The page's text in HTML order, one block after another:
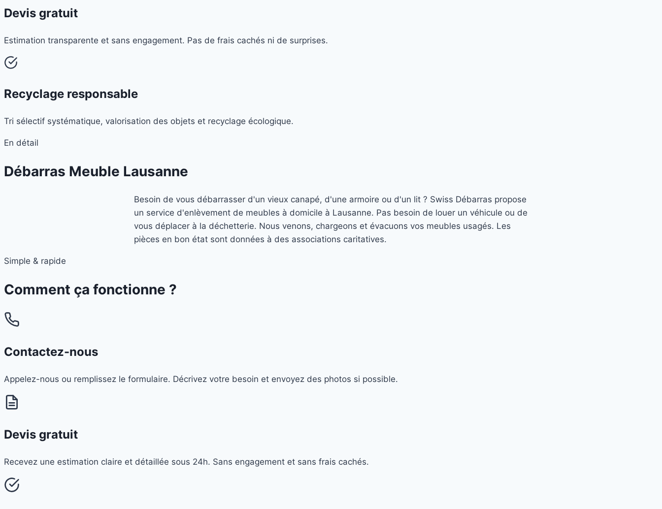
Devis gratuit
Estimation transparente et sans engagement. Pas de frais cachés ni de surprises.
Recyclage responsable
Tri sélectif systématique, valorisation des objets et recyclage écologique.
En détail
Débarras Meuble Lausanne
Besoin de vous débarrasser d'un vieux canapé, d'une armoire ou d'un lit ? Swiss Débarras propose
un service d'enlèvement de meubles à domicile à Lausanne. Pas besoin de louer un véhicule ou de
vous déplacer à la déchetterie. Nous venons, chargeons et évacuons vos meubles usagés. Les
pièces en bon état sont données à des associations caritatives.
Simple & rapide
Comment ça fonctionne ?
Contactez-nous
Appelez-nous ou remplissez le formulaire. Décrivez votre besoin et envoyez des photos si possible.
Devis gratuit
Recevez une estimation claire et détaillée sous 24h. Sans engagement et sans frais cachés.